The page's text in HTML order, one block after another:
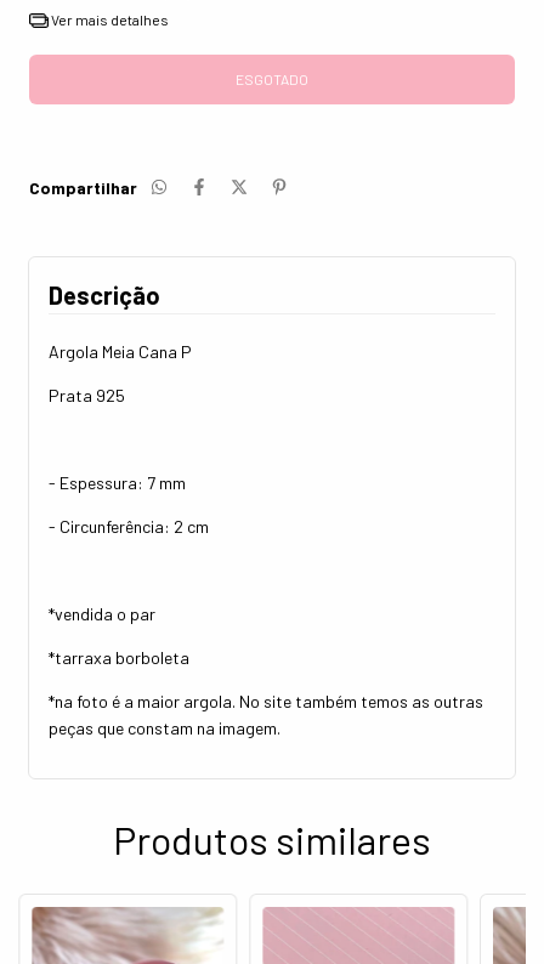
Ver mais detalhes
Compartilhar
Descrição
Argola Meia Cana P
Prata 925
- Espessura: 7 mm
- Circunferência: 2 cm
*vendida o par
*tarraxa borboleta
*na foto é a maior argola. No site também temos as outras
peças que constam na imagem.
Produtos similares